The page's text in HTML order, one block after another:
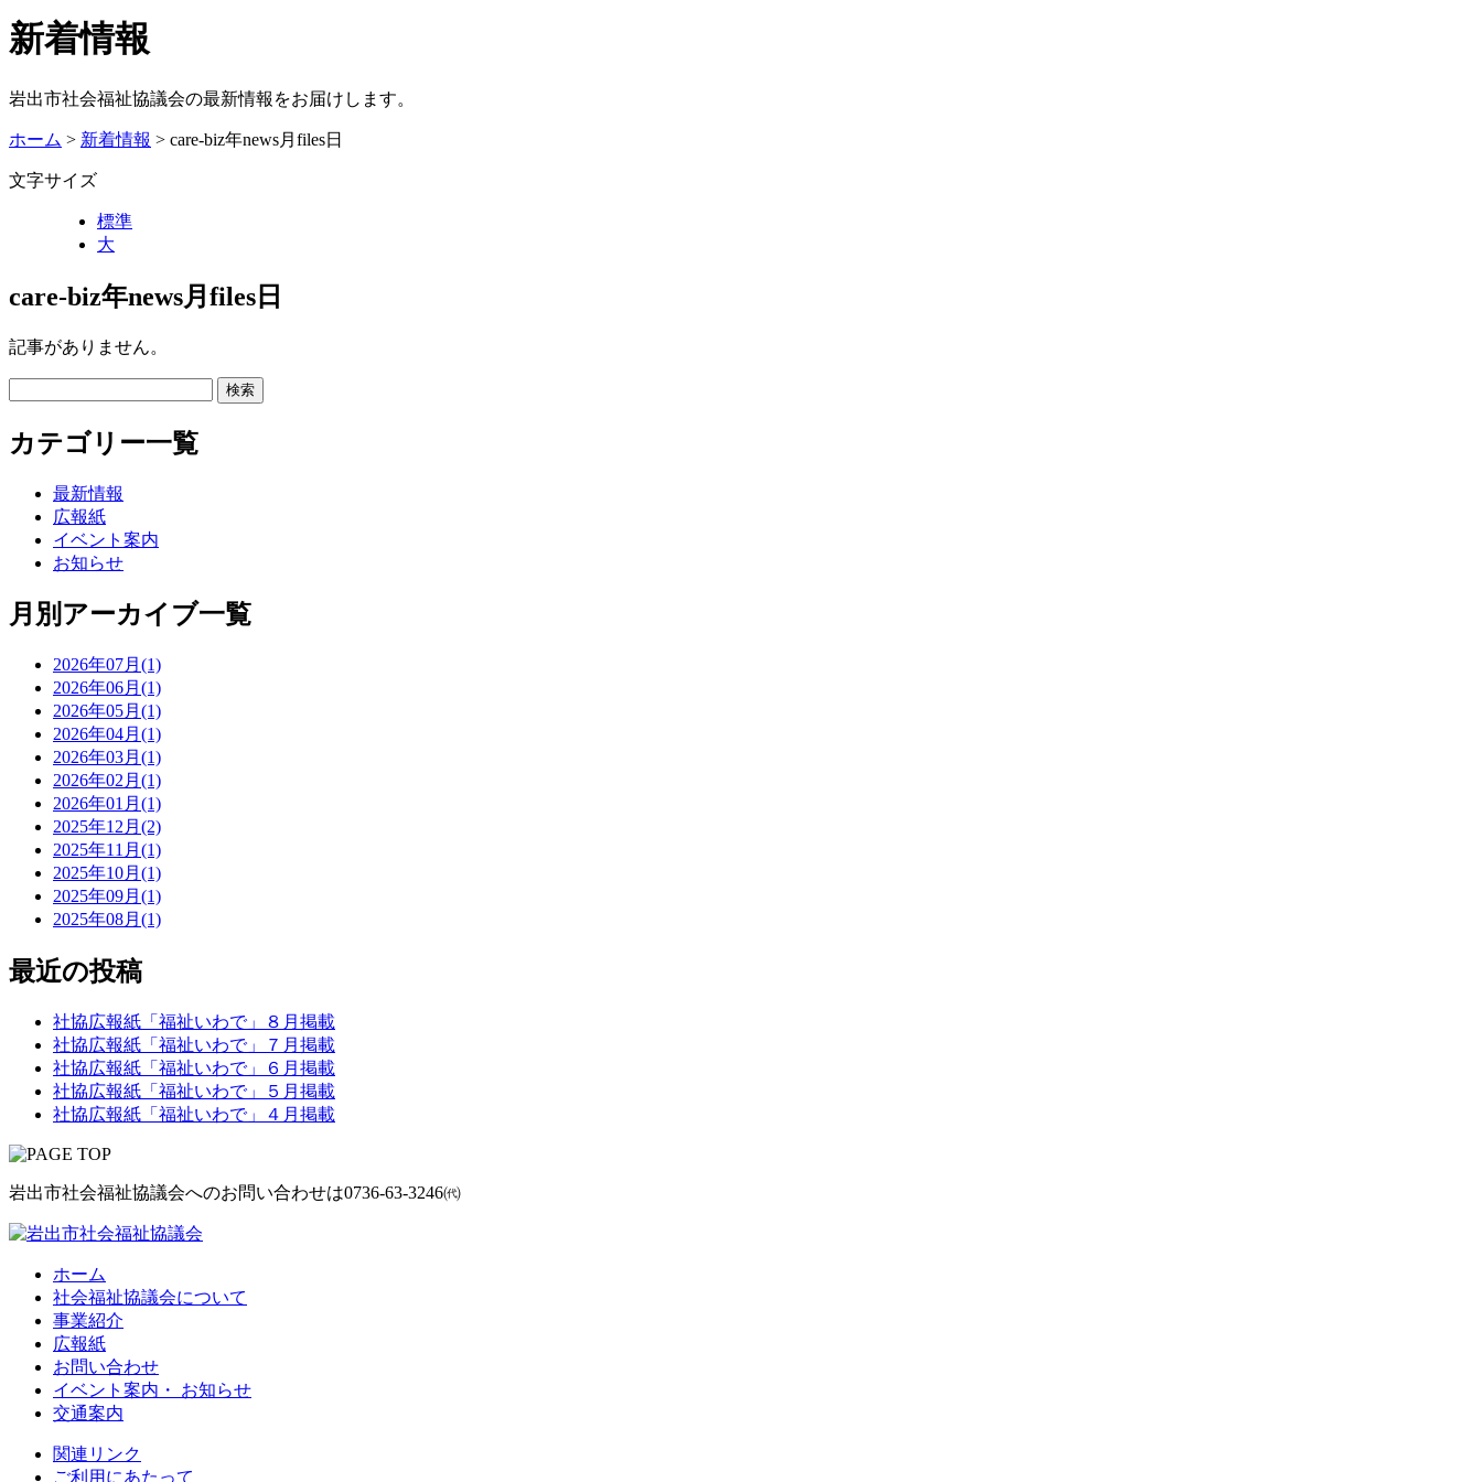
新着情報
岩出市社会福祉協議会の最新情報をお届けします。
ホーム > 新着情報 > care-biz年news月files日
文字サイズ
標準
大
care-biz年news月files日
記事がありません。
カテゴリー一覧
最新情報
広報紙
イベント案内
お知らせ
月別アーカイブ一覧
2026年07月(1)
2026年06月(1)
2026年05月(1)
2026年04月(1)
2026年03月(1)
2026年02月(1)
2026年01月(1)
2025年12月(2)
2025年11月(1)
2025年10月(1)
2025年09月(1)
2025年08月(1)
最近の投稿
社協広報紙「福祉いわで」８月掲載
社協広報紙「福祉いわで」７月掲載
社協広報紙「福祉いわで」６月掲載
社協広報紙「福祉いわで」５月掲載
社協広報紙「福祉いわで」４月掲載
岩出市社会福祉協議会へのお問い合わせは0736-63-3246㈹
ホーム
社会福祉協議会について
事業紹介
広報紙
お問い合わせ
イベント案内・ お知らせ
交通案内
関連リンク
ご利用にあたって